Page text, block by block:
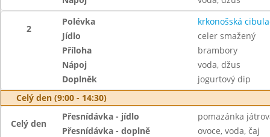
2
Polévka
krkonošská
Jídlo
celer smažený
Příloha
brambory
Nápoj
voda, džus
Doplněk
jogurtový dip
Celý den (9:00 - 14:30)
Celý den
Přesnídávka - jídlo
pomazánka
Přesnídávka - doplně
ovoce, voda, čaj